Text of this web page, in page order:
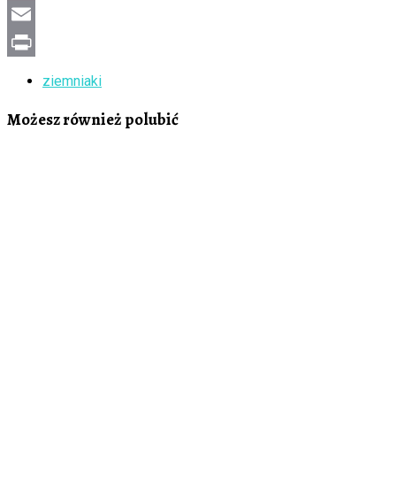
Pinterest
Email
ziemniaki
Możesz również polubić